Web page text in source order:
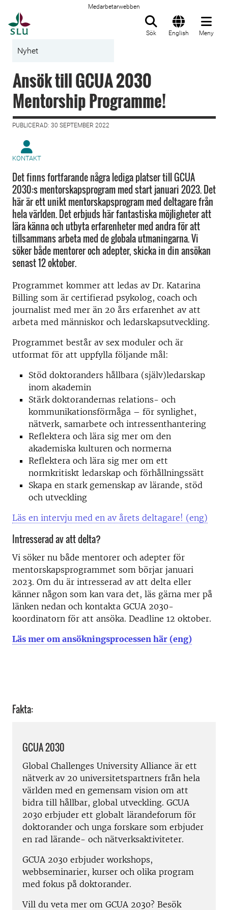
Medarbetarwebben
Sök English Meny
Nyhet
Ansök till GCUA 2030
Mentorship Programme!
PUBLICERAD: 30 SEPTEMBER 2022
KONTAKT
Det finns fortfarande några lediga platser till GCUA
2030:s mentorskapsprogram med start januari 2023. Det
här är ett unikt mentorskapsprogram med deltagare från
hela världen. Det erbjuds här fantastiska möjligheter att
lära känna och utbyta erfarenheter med andra för att
tillsammans arbeta med de globala utmaningarna. Vi
söker både mentorer och adepter, skicka in din ansökan
senast 12 oktober.
Programmet kommer att ledas av Dr. Katarina
Billing som är certifierad psykolog, coach och
journalist med mer än 20 års erfarenhet av att
arbeta med människor och ledarskapsutveckling.
Programmet består av sex moduler och är
utformat för att uppfylla följande mål:
Stöd doktoranders hållbara (själv)ledarskap
inom akademin
Stärk doktorandernas relations- och
kommunikationsförmåga – för synlighet,
nätverk, samarbete och intressenthantering
Reflektera och lära sig mer om den
akademiska kulturen och normerna
Reflektera och lära sig mer om ett
normkritiskt ledarskap och förhållningssätt
Skapa en stark gemenskap av lärande, stöd
och utveckling
Läs en intervju med en av årets deltagare! (eng)
Intresserad av att delta?
Vi söker nu både mentorer och adepter för
mentorskapsprogrammet som börjar januari
2023. Om du är intresserad av att delta eller
känner någon som kan vara det, läs gärna mer på
länken nedan och kontakta GCUA 2030-
koordinatorn för att ansöka. Deadline 12 oktober.
Läs mer om ansökningsprocessen här (eng)
Fakta:
GCUA 2030
Global Challenges University Alliance är ett
nätverk av 20 universitetspartners från hela
världen med en gemensam vision om att
bidra till hållbar, global utveckling. GCUA
2030 erbjuder ett globalt lärandeforum för
doktorander och unga forskare som erbjuder
en rad lärande- och nätverksaktiviteter.
GCUA 2030 erbjuder workshops,
webbseminarier, kurser och olika program
med fokus på doktorander.
Vill du veta mer om GCUA 2030? Besök